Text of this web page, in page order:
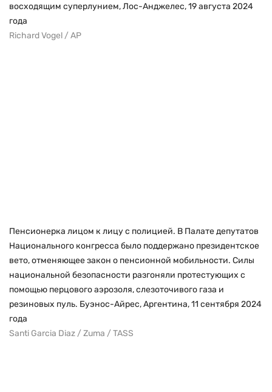
восходящим суперлунием, Лос-Анджелес, 19 августа 2024
года
Richard Vogel / AP
Пенсионерка лицом к лицу с полицией. В Палате депутатов
Национального конгресса было поддержано президентское
вето, отменяющее закон о пенсионной мобильности. Силы
национальной безопасности разгоняли протестующих с
помощью перцового аэрозоля, слезоточивого газа и
резиновых пуль. Буэнос-Айрес, Аргентина, 11 сентября 2024
года
Santi Garcia Diaz / Zuma / TASS